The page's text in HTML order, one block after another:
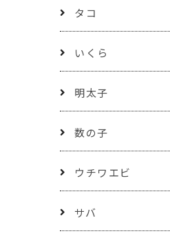
タコ
いくら
明太子
数の子
ウチワエビ
サバ